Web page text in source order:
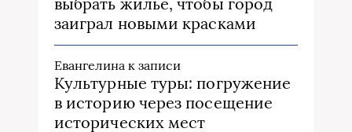
заиграл новыми красками
Евангелина к записи
Культурные туры: погружение
в историю через посещение
исторических мест